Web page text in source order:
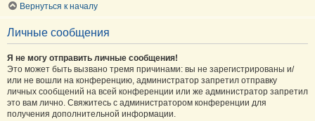
Вернуться к началу
Личные сообщения
Я не могу отправить личные сообщения!
Это может быть вызвано тремя причинами: вы не зарегистрированы и/
или не вошли на конференцию, администратор запретил отправку
личных сообщений на всей конференции или же администратор запретил
это вам лично. Свяжитесь с администратором конференции для
получения дополнительной информации.